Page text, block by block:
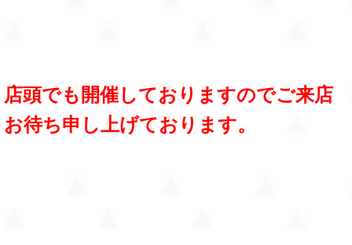
店頭でも開催しておりますのでご来店
お待ち申し上げております。